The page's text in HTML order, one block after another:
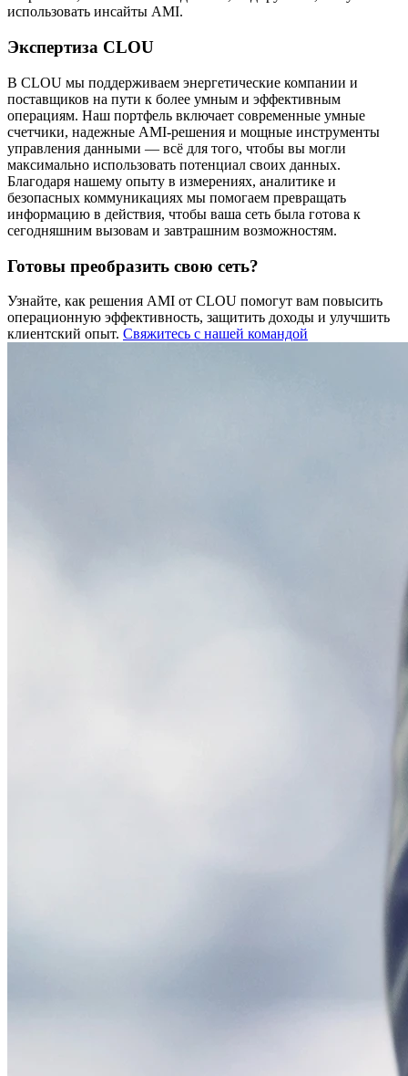
использовать инсайты AMI.
Экспертиза CLOU
В CLOU мы поддерживаем энергетические компании и
поставщиков на пути к более умным и эффективным
операциям. Наш портфель включает современные умные
счетчики, надежные AMI-решения и мощные инструменты
управления данными — всё для того, чтобы вы могли
максимально использовать потенциал своих данных.
Благодаря нашему опыту в измерениях, аналитике и
безопасных коммуникациях мы помогаем превращать
информацию в действия, чтобы ваша сеть была готова к
сегодняшним вызовам и завтрашним возможностям.
Готовы преобразить свою сеть?
Узнайте, как решения AMI от CLOU помогут вам повысить
операционную эффективность, защитить доходы и улучшить
клиентский опыт. Свяжитесь с нашей командой